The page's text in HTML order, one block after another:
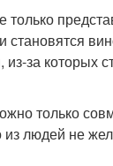
за которых
только
людей не